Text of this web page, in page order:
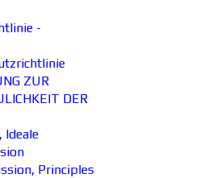
-
ZUR
DER
Ideale
Principles